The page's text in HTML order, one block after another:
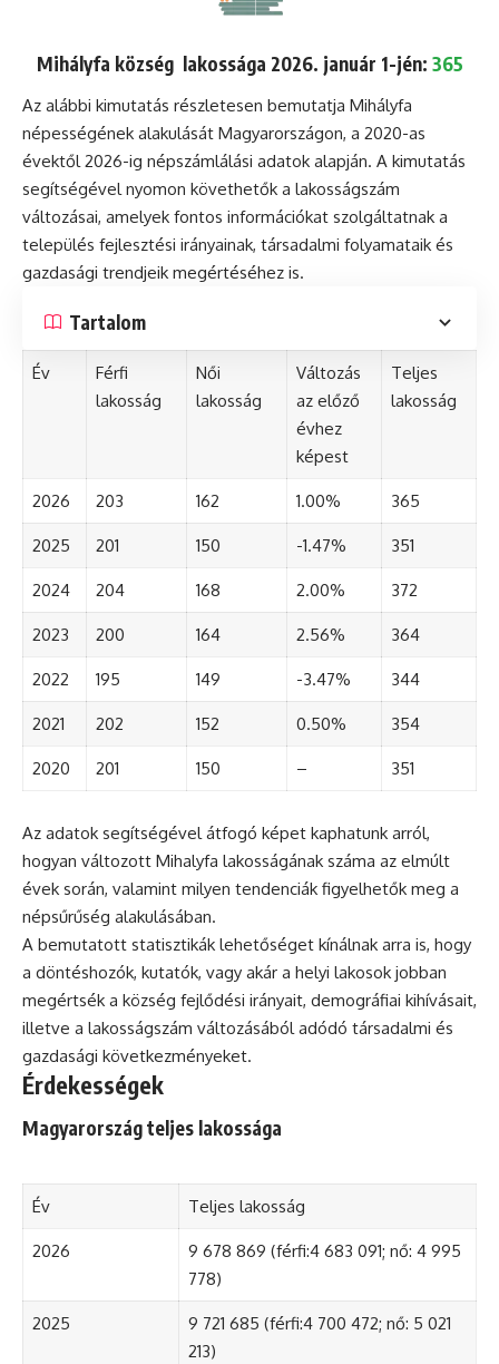
Mihályfa község lakossága 2026. január 1-jén: 365
Az alábbi kimutatás részletesen bemutatja Mihályfa
népességének alakulását Magyarországon, a 2020-as
évektől 2026-ig népszámlálási adatok alapján. A kimutatás
segítségével nyomon követhetők a lakosságszám
változásai, amelyek fontos információkat szolgáltatnak a
település fejlesztési irányainak, társadalmi folyamataik és
gazdasági trendjeik megértéséhez is.
Tartalom
Év
Férfi
lakosság
Női
lakosság
Változás
az előző
évhez
képest
Teljes
lakosság
2026 203 162 1.00% 365
2025 201 150 -1.47% 351
2024 204 168 2.00% 372
2023 200 164 2.56% 364
2022 195 149 -3.47% 344
2021 202 152 0.50% 354
2020 201 150 – 351
Az adatok segítségével átfogó képet kaphatunk arról,
hogyan változott Mihalyfa lakosságának száma az elmúlt
évek során, valamint milyen tendenciák figyelhetők meg a
népsűrűség alakulásában.
A bemutatott statisztikák lehetőséget kínálnak arra is, hogy
a döntéshozók, kutatók, vagy akár a helyi lakosok jobban
megértsék a község fejlődési irányait, demográfiai kihívásait,
illetve a lakosságszám változásából adódó társadalmi és
gazdasági következményeket.
Érdekességek
Magyarország teljes lakossága
Év Teljes lakosság
2026
9 678 869 (férfi:4 683 091; nő: 4 995
778)
2025
9 721 685 (férfi:4 700 472; nő: 5 021
213)